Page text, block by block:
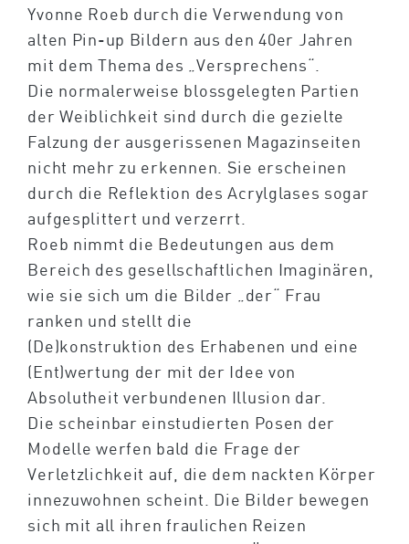
Yvonne Roeb durch die Verwendung von
alten Pin-up Bildern aus den 40er Jahren
mit dem Thema des „Versprechens“.
Die normalerweise blossgelegten Partien
der Weiblichkeit sind durch die gezielte
Falzung der ausgerissenen Magazinseiten
nicht mehr zu erkennen. Sie erscheinen
durch die Reflektion des Acrylglases sogar
aufgesplittert und verzerrt.
Roeb nimmt die Bedeutungen aus dem
Bereich des gesellschaftlichen Imaginären,
wie sie sich um die Bilder „der“ Frau
ranken und stellt die
(De)konstruktion des Erhabenen und eine
(Ent)wertung der mit der Idee von
Absolutheit verbundenen Illusion dar.
Die scheinbar einstudierten Posen der
Modelle werfen bald die Frage der
Verletzlichkeit auf, die dem nackten Körper
innezuwohnen scheint. Die Bilder bewegen
sich mit all ihren fraulichen Reizen